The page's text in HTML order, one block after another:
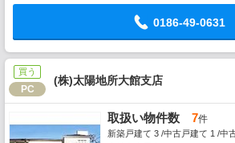
0186-49-0631
買う
PC
(株)太陽地所大館支店
取扱い物件数 7件
新築戸建て 3 /中古戸建て 1 /中